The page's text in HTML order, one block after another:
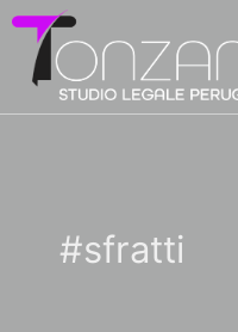
Vai
contenuto
#sfratti